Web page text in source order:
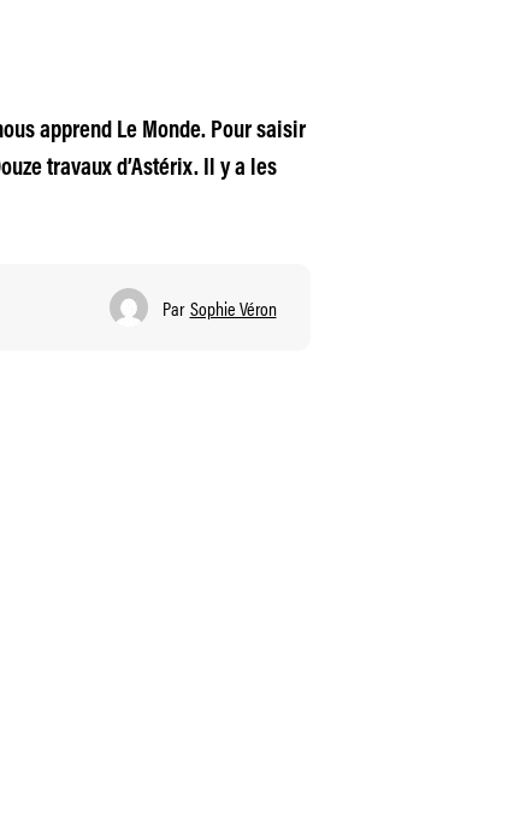
apprend Le Monde. Pour saisir
travaux d’Astérix. Il y a les
Par Sophie Véron